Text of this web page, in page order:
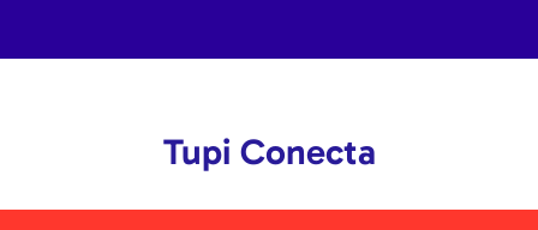
Tupi Conecta